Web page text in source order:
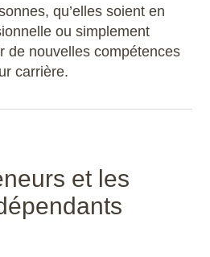
qu’elles soient en
ou simplement
de nouvelles compétences
carrière.
et les